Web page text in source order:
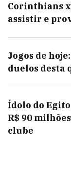
Corinthians
assistir e
Jogos de
duelos desta
Ídolo do
R$ 90
clube